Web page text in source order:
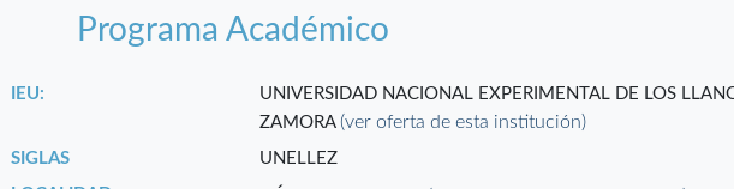
Programa Académico
IEU:
UNIVERSIDAD NACIONAL EXPERIMENTAL DE LOS
ZAMORA(ver oferta de esta institución)
SIGLAS
UNELLEZ